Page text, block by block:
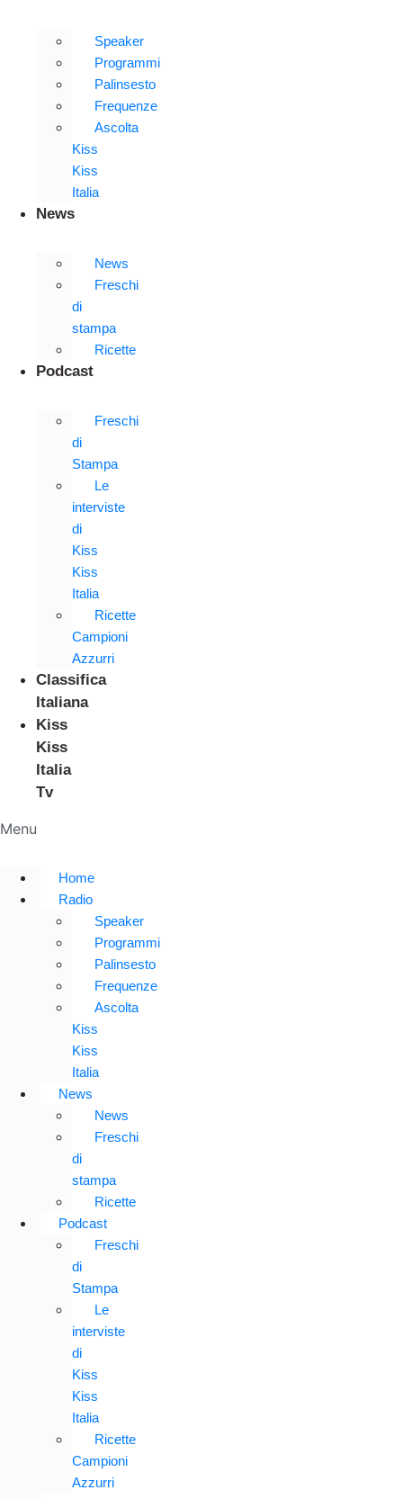
Speaker
Programmi
Palinsesto
Frequenze
Ascolta
Kiss
Kiss
Italia
News
News
Freschi
di
stampa
Ricette
Podcast
Freschi
di
Stampa
Le
interviste
di
Kiss
Kiss
Italia
Ricette
Campioni
Azzurri
Classifica
Italiana
Kiss
Kiss
Italia
Tv
Menu
Home
Radio
Speaker
Programmi
Palinsesto
Frequenze
Ascolta
Kiss
Kiss
Italia
News
News
Freschi
di
stampa
Ricette
Podcast
Freschi
di
Stampa
Le
interviste
di
Kiss
Kiss
Italia
Ricette
Campioni
Azzurri